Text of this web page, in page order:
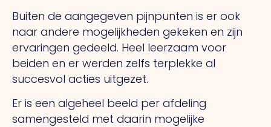
Buiten de aangegeven pijnpunten is er ook
naar andere mogelijkheden gekeken en zijn
ervaringen gedeeld. Heel leerzaam voor
beiden en er werden zelfs terplekke al
succesvol acties uitgezet.
Er is een algeheel beeld per afdeling
samengesteld met daarin mogelijke